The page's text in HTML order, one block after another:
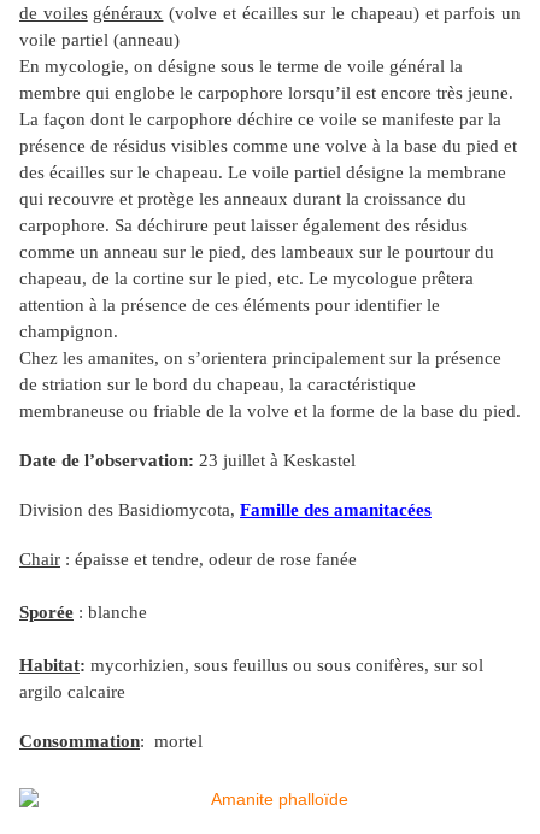
de voiles généraux (volve et écailles sur le chapeau) et parfois un
voile partiel (anneau)
En mycologie, on désigne sous le terme de voile général la
membre qui englobe le carpophore lorsqu’il est encore très jeune.
La façon dont le carpophore déchire ce voile se manifeste par la
présence de résidus visibles comme une volve à la base du pied et
des écailles sur le chapeau. Le voile partiel désigne la membrane
qui recouvre et protège les anneaux durant la croissance du
carpophore. Sa déchirure peut laisser également des résidus
comme un anneau sur le pied, des lambeaux sur le pourtour du
chapeau, de la cortine sur le pied, etc. Le mycologue prêtera
attention à la présence de ces éléments pour identifier le
champignon.
Chez les amanites, on s’orientera principalement sur la présence
de striation sur le bord du chapeau, la caractéristique
membraneuse ou friable de la volve et la forme de la base du pied.
Date de l’observation: 23 juillet à Keskastel
Division des Basidiomycota, Famille des amanitacées
Chair : épaisse et tendre, odeur de rose fanée
Sporée : blanche
Habitat: mycorhizien, sous feuillus ou sous conifères, sur sol
argilo calcaire
Consommation: mortel